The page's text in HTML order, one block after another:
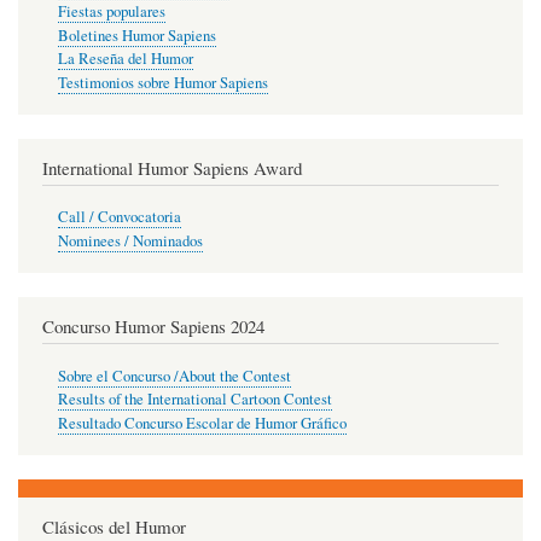
Fiestas populares
Boletines Humor Sapiens
La Reseña del Humor
Testimonios sobre Humor Sapiens
International Humor Sapiens Award
Call / Convocatoria
Nominees / Nominados
Concurso Humor Sapiens 2024
Sobre el Concurso /About the Contest
Results of the International Cartoon Contest
Resultado Concurso Escolar de Humor Gráfico
Clásicos del Humor